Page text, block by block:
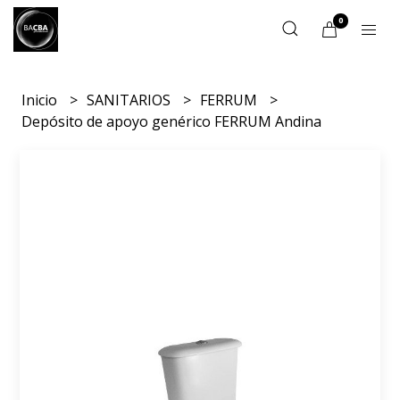
0
Inicio SANITARIOS
FERRUM
Depósito de apoyo genérico FERRUM Andina